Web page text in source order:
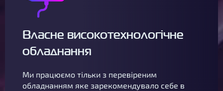
Власне високотехнологічне
обладнання
Ми працюємо тільки з перевіреним
обладнанням яке зарекомендувало себе в